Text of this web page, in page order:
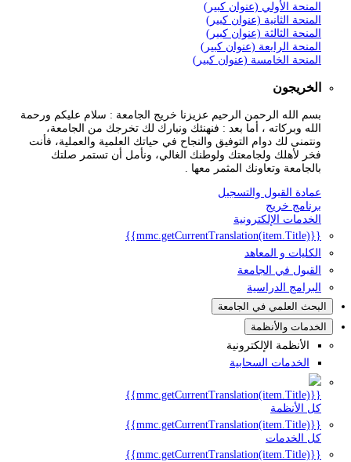
المنحة الأولي (عنوان كبير)
المنحة الثانية (عنوان كبير)
المنحة الثالثة (عنوان كبير)
المنحة الرابعة (عنوان كبير)
المنحة الخامسة (عنوان كبير)
الخريجون
بسم الله الرحمن الرحيم عزيزنا خريج الجامعة : سلام عليكم ورحمة
الله وبركاته ، أما بعد : فنهنئك ونبارك لك تخرجك من الجامعة،
ونتمنى لك دوام التوفيق والنجاح في حياتك العلمية والعملية، فأنت
فخر لأهلك ولجامعتك ولوطنك الغالي، ونأمل أن تستمر صلتك
بالجامعة وتعاونك المثمر معها .
عمادة القبول والتسجيل
برنامج خريج
الخدمات الإلكترونية
{{mmc.getCurrentTranslation(item.Title)}}
الكليات و المعاهد
القبول في الجامعة
البرامج الدراسية
البحث العلمي في الجامعة
الخدمات والأنظمة
الأنظمة الإلكترونية
الخدمات السحابية
{{mmc.getCurrentTranslation(item.Title)}}
كل الأنظمة
{{mmc.getCurrentTranslation(item.Title)}}
كل الخدمات
{{mmc.getCurrentTranslation(item.Title)}}